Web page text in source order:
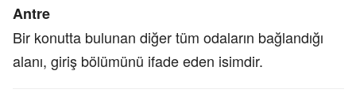
Antre
Bir konutta bulunan diğer tüm odaların bağlandığı
alanı, giriş bölümünü ifade eden isimdir.